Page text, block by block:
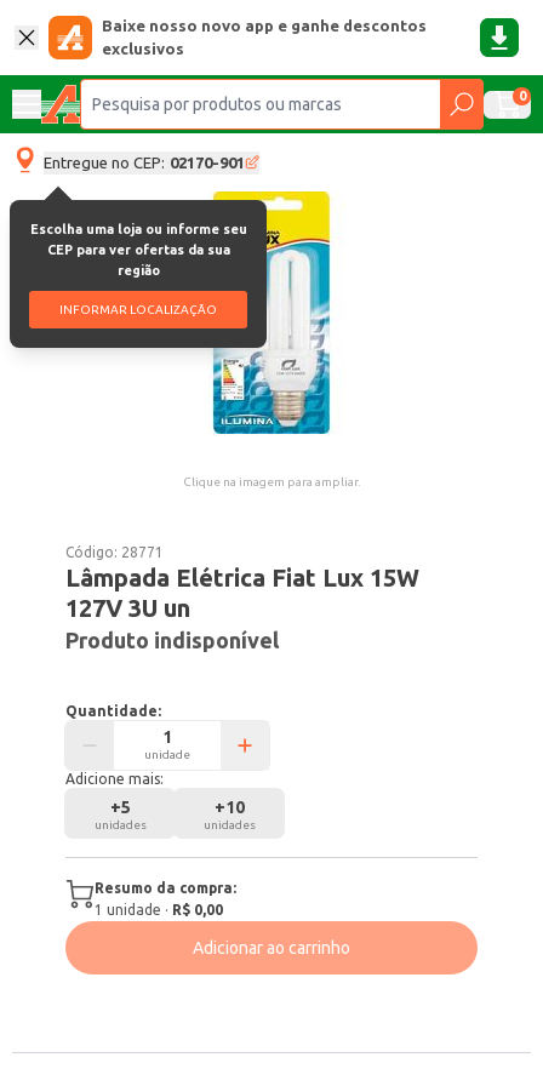
Baixe nosso novo app e ganhe descontos
exclusivos
0
Entregue no CEP: 02170-901
Escolha uma loja ou informe seu
CEP para ver ofertas da sua
região
INFORMAR LOCALIZAÇÃO
Clique na imagem para ampliar.
Código: 28771
Lâmpada Elétrica Fiat Lux 15W
127V 3U un
Produto indisponível
Quantidade:
unidade
Adicione mais:
+5
unidades
+10
unidades
Resumo da compra:
1 unidade · R$ 0,00
Adicionar ao carrinho